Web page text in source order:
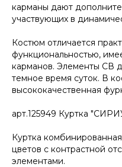
карманы дают
участвующих в
Костюм отличается
функциональностью,
карманов. Элементы СВ
темное время суток. В
высококачественная
арт.125949 Куртка
Куртка
цветов с контрастной
элементами.